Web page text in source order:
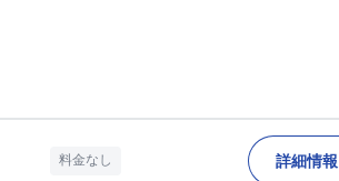
料金なし 詳細情報